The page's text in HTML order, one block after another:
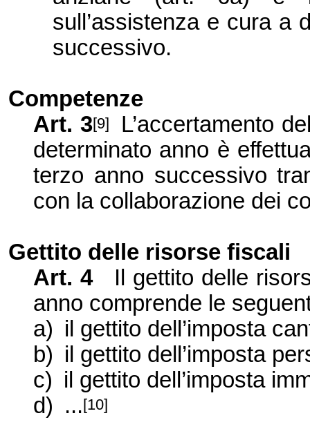
sull’assistenza e cura a
successivo.
Competenze
Art. 3[9]
L’accertamento
determinato anno è
terzo anno successivo
con la collaborazione dei
Gettito delle risorse fiscali
Art. 4
Il gettito delle
anno comprende le
a) il gettito dell’imposta
b) il gettito dell’imposta
c) il gettito dell’imposta
d) ...[10]